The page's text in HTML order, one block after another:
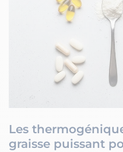
Les
graisse puissant